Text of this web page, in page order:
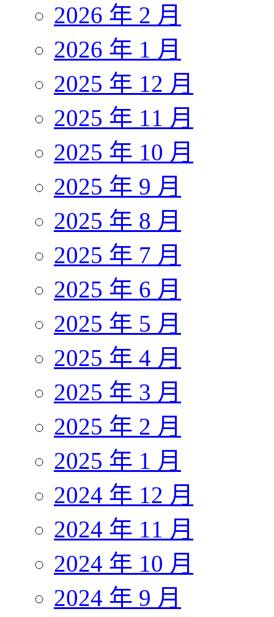
2026 年 2 月
2026 年 1 月
2025 年 12 月
2025 年 11 月
2025 年 10 月
2025 年 9 月
2025 年 8 月
2025 年 7 月
2025 年 6 月
2025 年 5 月
2025 年 4 月
2025 年 3 月
2025 年 2 月
2025 年 1 月
2024 年 12 月
2024 年 11 月
2024 年 10 月
2024 年 9 月